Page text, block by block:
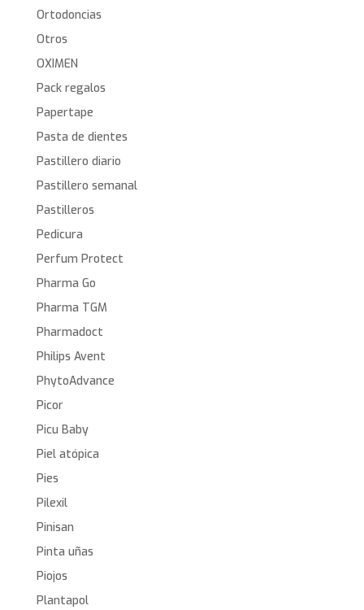
Ortodoncias
Otros
OXIMEN
Pack regalos
Papertape
Pasta de dientes
Pastillero diario
Pastillero semanal
Pastilleros
Pedicura
Perfum Protect
Pharma Go
Pharma TGM
Pharmadoct
Philips Avent
PhytoAdvance
Picor
Picu Baby
Piel atópica
Pies
Pilexil
Pinisan
Pinta uñas
Piojos
Plantapol